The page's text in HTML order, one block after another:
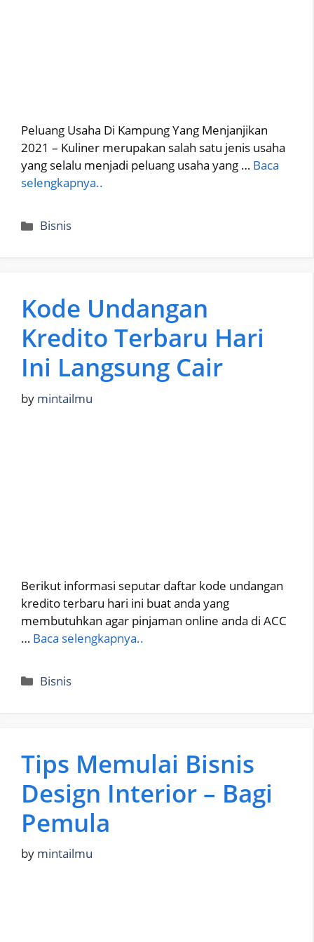
Peluang Usaha Di Kampung Yang Menjanjikan
2021 – Kuliner merupakan salah satu jenis usaha
yang selalu menjadi peluang usaha yang … Baca
selengkapnya..
Categories
Bisnis
Kode Undangan
Kredito Terbaru Hari
Ini Langsung Cair
by mintailmu
Berikut informasi seputar daftar kode undangan
kredito terbaru hari ini buat anda yang
membutuhkan agar pinjaman online anda di ACC
… Baca selengkapnya..
Categories
Bisnis
Tips Memulai Bisnis
Design Interior – Bagi
Pemula
by mintailmu